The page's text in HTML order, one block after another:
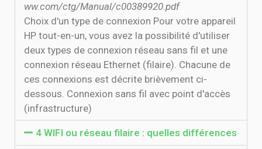
ww.com/ctg/Manual/c00389920.pdf
Choix d'un type de connexion Pour votre appareil
HP tout-en-un, vous avez la possibilité d'utiliser
deux types de connexion réseau sans fil et une
connexion réseau Ethernet (filaire). Chacune de
ces connexions est décrite brièvement ci-
dessous. Connexion sans fil avec point d'accès
(infrastructure)
4 WIFI ou réseau filaire : quelles différences